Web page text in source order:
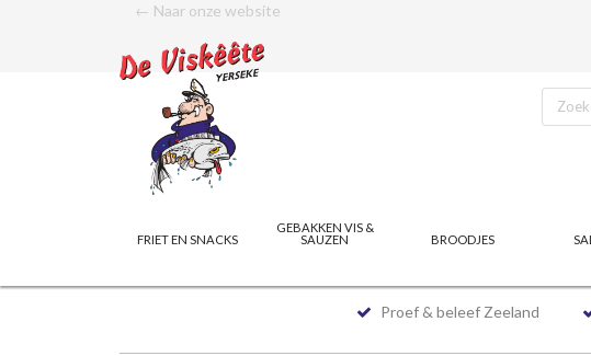
← Naar onze website
FRIET EN SNACKS
GEBAKKEN VIS &
SAUZEN
BROODJES
Proef & beleef Zeeland